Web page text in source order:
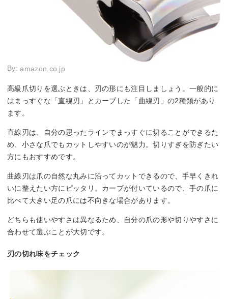
By:amazon.co.jp
高級爪切りを選ぶときは、刃の形にも注目しましょう。一般的に
はまっすぐな「直線刃」とカーブした「曲線刃」の2種類があり
ます。
直線刃は、自分の思ったラインでまっすぐに切ることができるた
め、小さな爪でもカットしやすいのが魅力。切りすぎを防ぎたい
方にもおすすめです。
曲線刃は爪の自然な丸みに沿ってカットできるので、手早くきれ
いに整えたい方にピッタリ。カーブが付いているので、手の爪に
比べて大きい足の爪には不向きな場合があります。
どちらも使いやすさは異なるため、自分の爪の形や切りやすさに
合わせて選ぶことが大切です。
刃の切れ味をチェック